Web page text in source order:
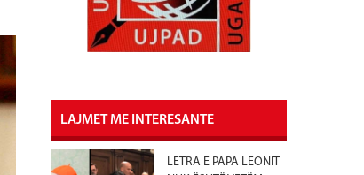
LAJMET ME INTERESANTE
LETRA E PAPA LEONIT